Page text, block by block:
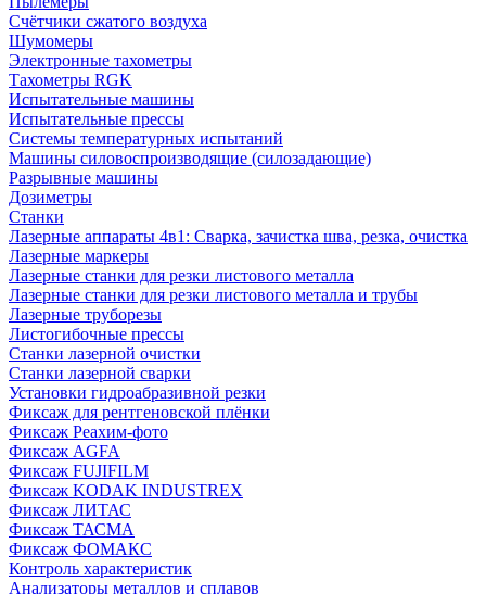
Счётчики сжатого воздуха
Шумомеры
Электронные тахометры
Тахометры RGK
Испытательные машины
Испытательные прессы
Системы температурных испытаний
Машины силовоспроизводящие (силозадающие)
Разрывные машины
Дозиметры
Станки
Лазерные аппараты 4в1: Сварка, зачистка шва, резка, очистка
Лазерные маркеры
Лазерные станки для резки листового металла
Лазерные станки для резки листового металла и трубы
Лазерные труборезы
Листогибочные прессы
Станки лазерной очистки
Станки лазерной сварки
Установки гидроабразивной резки
Фиксаж для рентгеновской плёнки
Фиксаж Реахим-фото
Фиксаж AGFA
Фиксаж FUJIFILM
Фиксаж KODAK INDUSTREX
Фиксаж ЛИТАС
Фиксаж ТАСМА
Фиксаж ФОМАКС
Контроль характеристик
Анализаторы металлов и сплавов